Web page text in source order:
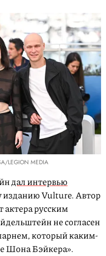
LEGION MEDIA
дал интервью
изданию Vulture. Автор
актера русским
не согласен
который каким-
Шона Бэйкера».